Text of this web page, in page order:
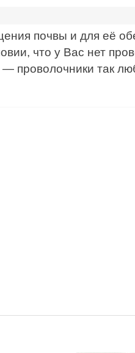
почвы и для её
что у Вас нет
проволочники так